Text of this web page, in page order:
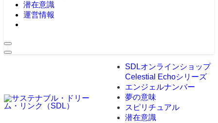
潜在意識
運営情報
SDLオンラインショップ
Celestial Echoシリーズ
エンジェルナンバー
夢の意味
スピリチュアル
潜在意識